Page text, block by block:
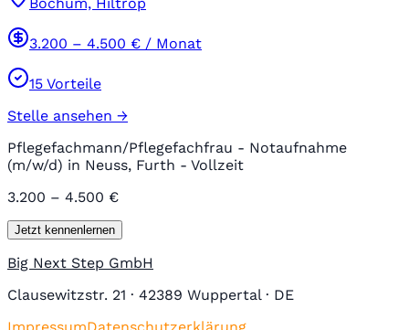
3.200 – 4.500 € / Monat
15 Vorteile
Stelle ansehen →
Pflegefachmann/Pflegefachfrau - Notaufnahme
(m/w/d) in Neuss, Furth - Vollzeit
3.200 – 4.500 €
Jetzt kennenlernen
Big Next Step GmbH
Clausewitzstr. 21 · 42389 Wuppertal · DE